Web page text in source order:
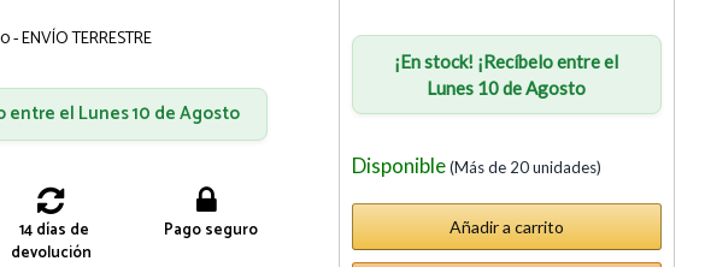
ENVÍO TERRESTRE
entre el Lunes 10 de Agosto
14 días de
devolución
Pago seguro
¡En stock! ¡Recíbelo entre el
Lunes 10 de Agosto
Disponible(Más de 20 unidades)